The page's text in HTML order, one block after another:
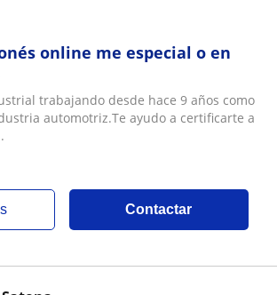
online me especial o en
trabajando desde hace 9 años como
automotriz.Te ayudo a certificarte a
Contactar